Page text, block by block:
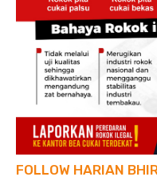
FOLLOW HARIAN